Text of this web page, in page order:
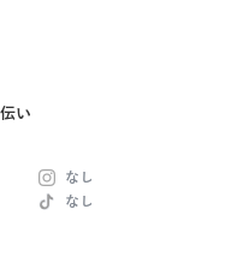
い
なし
なし